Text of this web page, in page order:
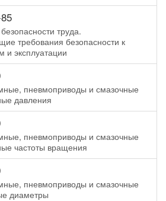
труда.
требования безопасности к
и эксплуатации
пневмоприводы и смазочные
давления
пневмоприводы и смазочные
частоты вращения
пневмоприводы и смазочные
диаметры